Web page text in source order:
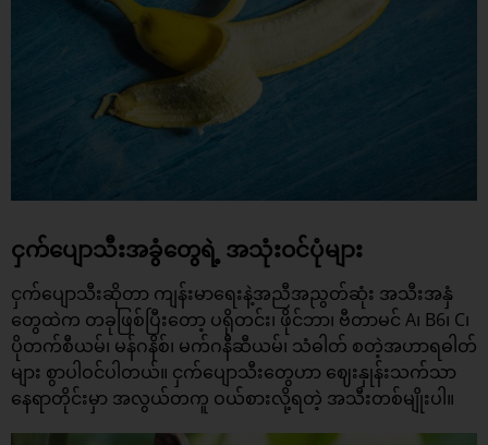
ငှက်ပျောသီးအခွံတွေရဲ့ အသုံးဝင်ပုံများ
ငှက်ပျောသီးဆိုတာ ကျန်းမာရေးနဲ့အညီအညွတ်ဆုံး အသီးအနှံ
တွေထဲက တခုဖြစ်ပြီးတော့ ပရိုတင်း၊ ဖိုင်ဘာ၊ ဗီတာမင် A၊ B6၊ C၊
ပိုတက်စီယမ်၊ မန်ဂနိစ်၊ မက်ဂနီဆီယမ်၊ သံဓါတ် စတဲ့အဟာရဓါတ်
များ စွာပါဝင်ပါတယ်။ ငှက်ပျောသီးတွေဟာ ဈေးနှုန်းသက်သာ
နေရာတိုင်းမှာ အလွယ်တကူ ဝယ်စားလို့ရတဲ့ အသီးတစ်မျိုးပါ။